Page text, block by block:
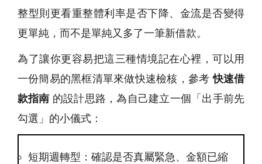
整型則更看重整體利率是否下降、金流是否變得
更單純，而不是單純又多了一筆新借款。
為了讓你更容易把這三種情境記在心裡，可以用
一份簡易的黑框清單來做快速檢核，參考快速借
款指南 的設計思路，為自己建立一個「出手前先
勾選」的小儀式：
短期週轉型：確認是否真屬緊急、金額已縮